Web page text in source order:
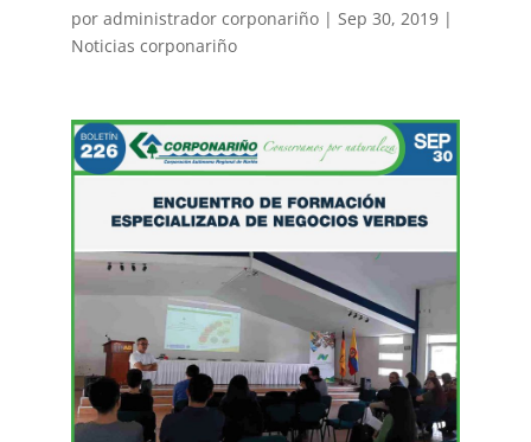
por administrador corponariño| Sep 30, 2019|
Noticias corponariño